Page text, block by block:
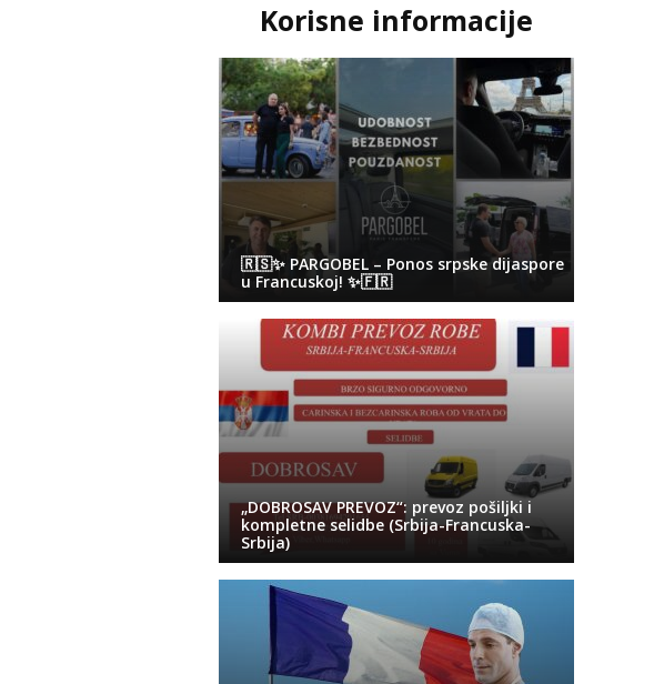
Korisne informacije
🇷🇸✨ PARGOBEL – Ponos srpske dijaspore
u Francuskoj! ✨🇫🇷
„DOBROSAV PREVOZ“: prevoz pošiljki i
kompletne selidbe (Srbija-Francuska-
Srbija)